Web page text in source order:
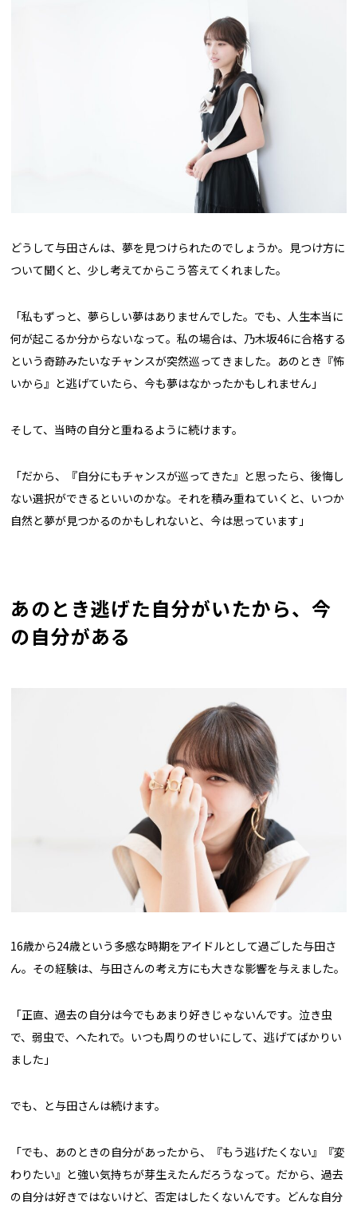
どうして与田さんは、夢を見つけられたのでしょうか。見つけ方に
ついて聞くと、少し考えてからこう答えてくれました。
「私もずっと、夢らしい夢はありませんでした。でも、人生本当に
何が起こるか分からないなって。私の場合は、乃木坂46に合格する
という奇跡みたいなチャンスが突然巡ってきました。あのとき『怖
いから』と逃げていたら、今も夢はなかったかもしれません」
そして、当時の自分と重ねるように続けます。
「だから、『自分にもチャンスが巡ってきた』と思ったら、後悔し
ない選択ができるといいのかな。それを積み重ねていくと、いつか
自然と夢が見つかるのかもしれないと、今は思っています」
あのとき逃げた自分がいたから、今
の自分がある
16歳から24歳という多感な時期をアイドルとして過ごした与田さ
ん。その経験は、与田さんの考え方にも大きな影響を与えました。
「正直、過去の自分は今でもあまり好きじゃないんです。泣き虫
で、弱虫で、へたれで。いつも周りのせいにして、逃げてばかりい
ました」
でも、と与田さんは続けます。
「でも、あのときの自分があったから、『もう逃げたくない』『変
わりたい』と強い気持ちが芽生えたんだろうなって。だから、過去
の自分は好きではないけど、否定はしたくないんです。どんな自分